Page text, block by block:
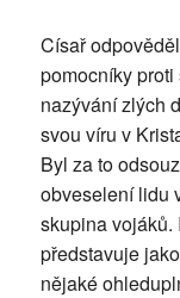
Císař
pomocníky
nazývání zlých
svou víru v
Byl za to
obveselení lidu
skupina vojáků.
představuje
nějaké